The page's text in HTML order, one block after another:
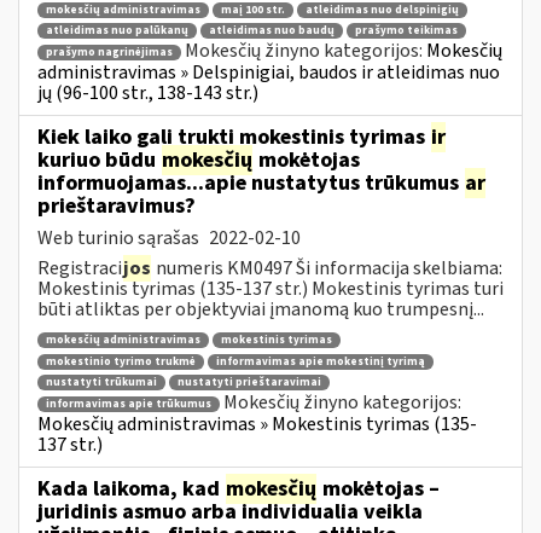
mokesčių administravimas
maį 100 str.
atleidimas nuo delspinigių
atleidimas nuo palūkanų
atleidimas nuo baudų
prašymo teikimas
prašymo nagrinėjimas
Mokesčių žinyno kategorijos: Mokesčių
administravimas » Delspinigiai, baudos ir atleidimas nuo
jų (96-100 str., 138-143 str.)
Kiek laiko gali trukti mokestinis tyrimas ir
kuriuo būdu mokesčių mokėtojas
informuojamas...apie nustatytus trūkumus ar
prieštaravimus?
Web turinio sąrašas 2022-02-10
Registracijos numeris KM0497 Ši informacija skelbiama:
Mokestinis tyrimas (135-137 str.) Mokestinis tyrimas turi
būti atliktas per objektyviai įmanomą kuo trumpesnį...
mokesčių administravimas
mokestinis tyrimas
mokestinio tyrimo trukmė
informavimas apie mokestinį tyrimą
nustatyti trūkumai
nustatyti prieštaravimai
informavimas apie trūkumus
Mokesčių žinyno kategorijos:
Mokesčių administravimas » Mokestinis tyrimas (135-
137 str.)
Kada laikoma, kad mokesčių mokėtojas –
juridinis asmuo arba individualia veikla